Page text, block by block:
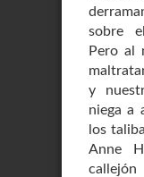
sobre
Pero al
y
niega a
los
Anne